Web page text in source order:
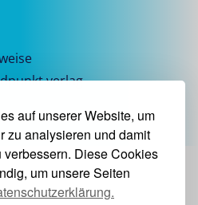
auf unserer Website, um
zu analysieren und damit
Diese Cookies
um unsere Seiten